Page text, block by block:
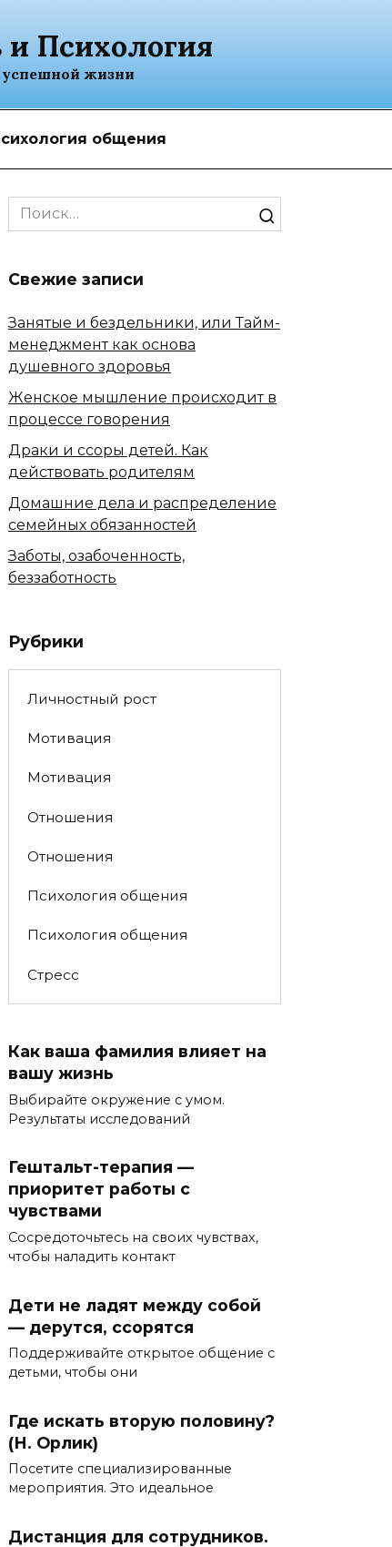
Психология
жизни
общения
Search
for:
Свежие записи
Занятые и бездельники, или Тайм-
менеджмент как основа
душевного здоровья
Женское мышление происходит в
процессе говорения
Драки и ссоры детей. Как
действовать родителям
Домашние дела и распределение
семейных обязанностей
Заботы, озабоченность,
беззаботность
Рубрики
Личностный рост
Мотивация
Мотивация
Отношения
Отношения
Психология общения
Психология общения
Стресс
Как ваша фамилия влияет на
вашу жизнь
Выбирайте окружение с умом.
Результаты исследований
Гештальт-терапия —
приоритет работы с
чувствами
Сосредоточьтесь на своих чувствах,
чтобы наладить контакт
Дети не ладят между собой
— дерутся, ссорятся
Поддерживайте открытое общение с
детьми, чтобы они
Где искать вторую половину?
(Н. Орлик)
Посетите специализированные
мероприятия. Это идеальное
Дистанция для сотрудников.